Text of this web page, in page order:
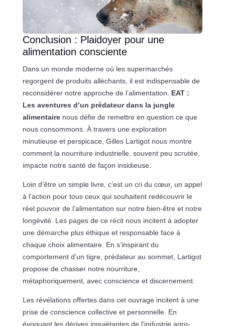
Conclusion : Plaidoyer pour une
alimentation consciente
Dans un monde moderne où les supermarchés
regorgent de produits alléchants, il est indispensable de
reconsidérer notre approche de l’alimentation. EAT :
Les aventures d’un prédateur dans la jungle
alimentairenous défie de remettre en question ce que
nous consommons. À travers une exploration
minutieuse et perspicace, Gilles Lartigot nous montre
comment la nourriture industrielle, souvent peu scrutée,
impacte notre santé de façon insidieuse.
Loin d’être un simple livre, c’est un cri du cœur, un appel
à l’action pour tous ceux qui souhaitent redécouvrir le
réel pouvoir de l’alimentation sur notre bien-être et notre
longévité. Les pages de ce récit nous incitent à adopter
une démarche plus éthique et responsable face à
chaque choix alimentaire. En s’inspirant du
comportement d’un tigre, prédateur au sommet, Lartigot
propose de chasser notre nourriture,
métaphoriquement, avec conscience et discernement.
Les révélations offertes dans cet ouvrage incitent à une
prise de conscience collective et personnelle. En
évoquant les dérives inquiétantes de l’industrie agro-